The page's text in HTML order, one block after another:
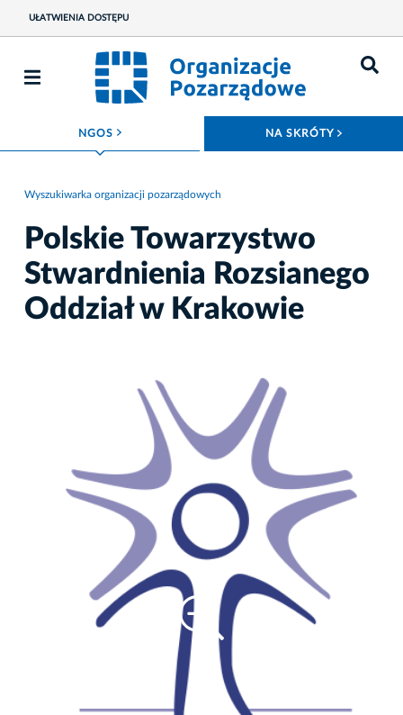
UŁATWIENIA DOSTĘPU
NGOS ROZWIŃ MENU NA SKRÓTY
Wyszukiwarka organizacji pozarządowych
Polskie Towarzystwo
Stwardnienia Rozsianego
Oddział w Krakowie